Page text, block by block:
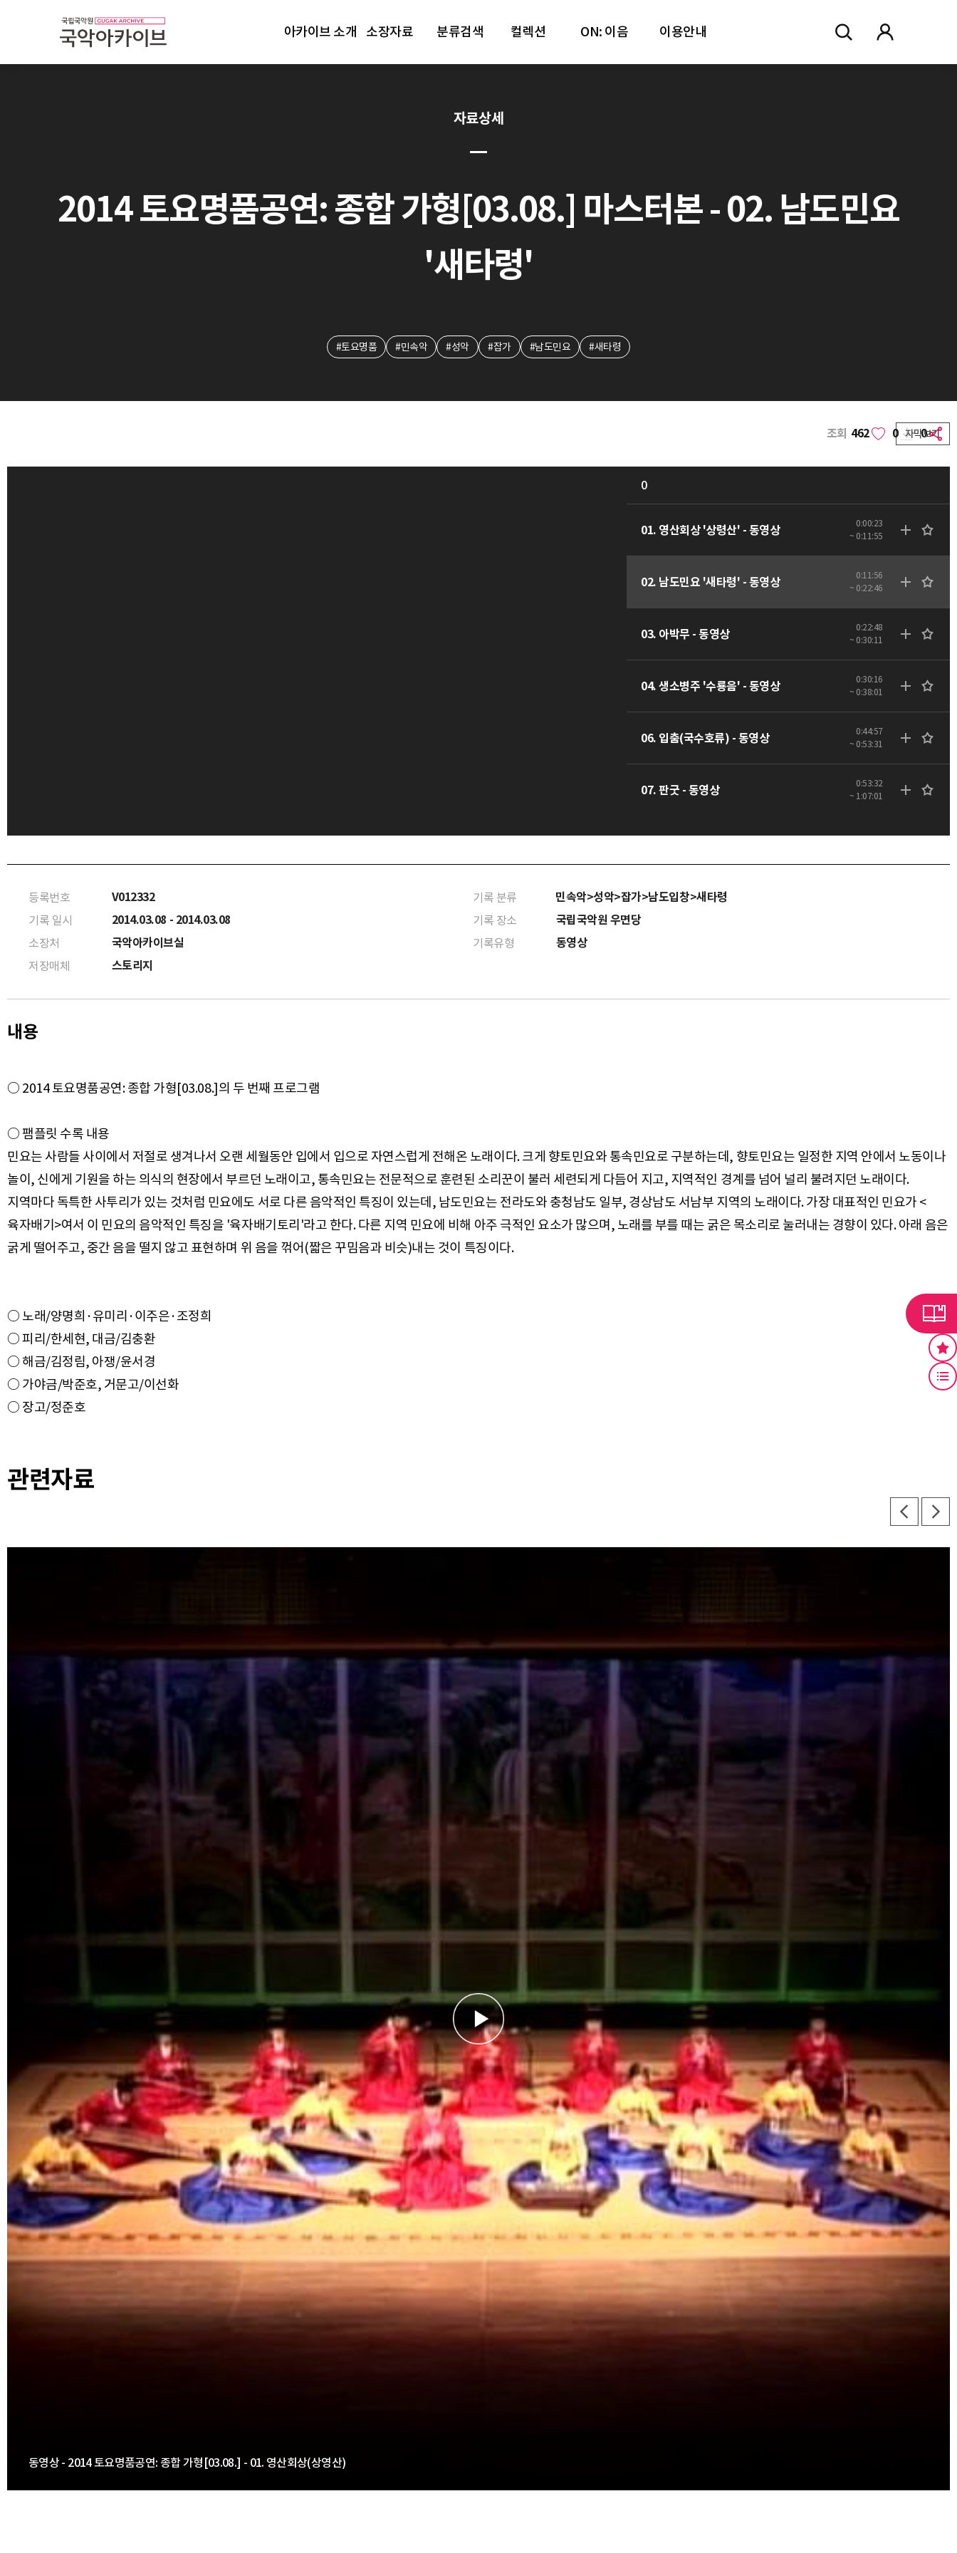
아카이브 소개 소장자료 분류검색 컬렉션 ON: 이음 이용안내
자료상세
2014 토요명품공연: 종합 가형[03.08.] 마스터본 - 02. 남도민요
'새타령'
#토요명품 #민속악 #성악 #잡가 #남도민요 #새타령
조회 462 0 0
자막보기
0
01. 영산회상 '상령산' - 동영상
0:00:23
~ 0:11:55
02. 남도민요 '새타령' - 동영상
0:11:56
~ 0:22:46
03. 아박무 - 동영상
0:22:48
~ 0:30:11
04. 생소병주 '수룡음' - 동영상
0:30:16
~ 0:38:01
06. 입춤(국수호류) - 동영상
0:44:57
~ 0:53:31
07. 판굿 - 동영상
0:53:32
~ 1:07:01
등록번호 V012332 기록 분류 민속악>성악>잡가>남도입창>새타령
기록 일시 2014.03.08 - 2014.03.08 기록 장소 국립국악원 우면당
소장처 국악아카이브실 기록유형 동영상
저장매체 스토리지
내용
○ 2014 토요명품공연: 종합 가형[03.08.]의 두 번째 프로그램
○ 팸플릿 수록 내용
민요는 사람들 사이에서 저절로 생겨나서 오랜 세월동안 입에서 입으로 자연스럽게 전해온 노래이다. 크게 향토민요와 통속민요로 구분하는데, 향토민요는 일정한 지역 안에서 노동이나
놀이, 신에게 기원을 하는 의식의 현장에서 부르던 노래이고, 통속민요는 전문적으로 훈련된 소리꾼이 불러 세련되게 다듬어 지고, 지역적인 경계를 넘어 널리 불려지던 노래이다.
지역마다 독특한 사투리가 있는 것처럼 민요에도 서로 다른 음악적인 특징이 있는데, 남도민요는 전라도와 충청남도 일부, 경상남도 서남부 지역의 노래이다. 가장 대표적인 민요가 <
육자배기>여서 이 민요의 음악적인 특징을 '육자배기토리'라고 한다. 다른 지역 민요에 비해 아주 극적인 요소가 많으며, 노래를 부를 때는 굵은 목소리로 눌러내는 경향이 있다. 아래 음은
굵게 떨어주고, 중간 음을 떨지 않고 표현하며 위 음을 꺾어(짧은 꾸밈음과 비슷)내는 것이 특징이다.
○ 노래/양명희·유미리·이주은·조정희
○ 피리/한세현, 대금/김충환
○ 해금/김정림, 아쟁/윤서경
○ 가야금/박준호, 거문고/이선화
관련자료
동영상 - 2014 토요명품공연: 종합 가형[03.08.] - 01. 영산회상(상영산)